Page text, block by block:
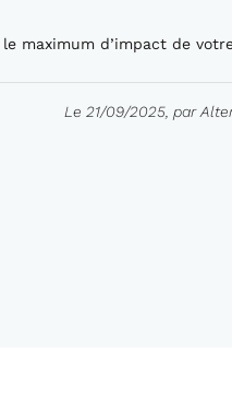
maximum d’impact de
Le 21/09/2025, par